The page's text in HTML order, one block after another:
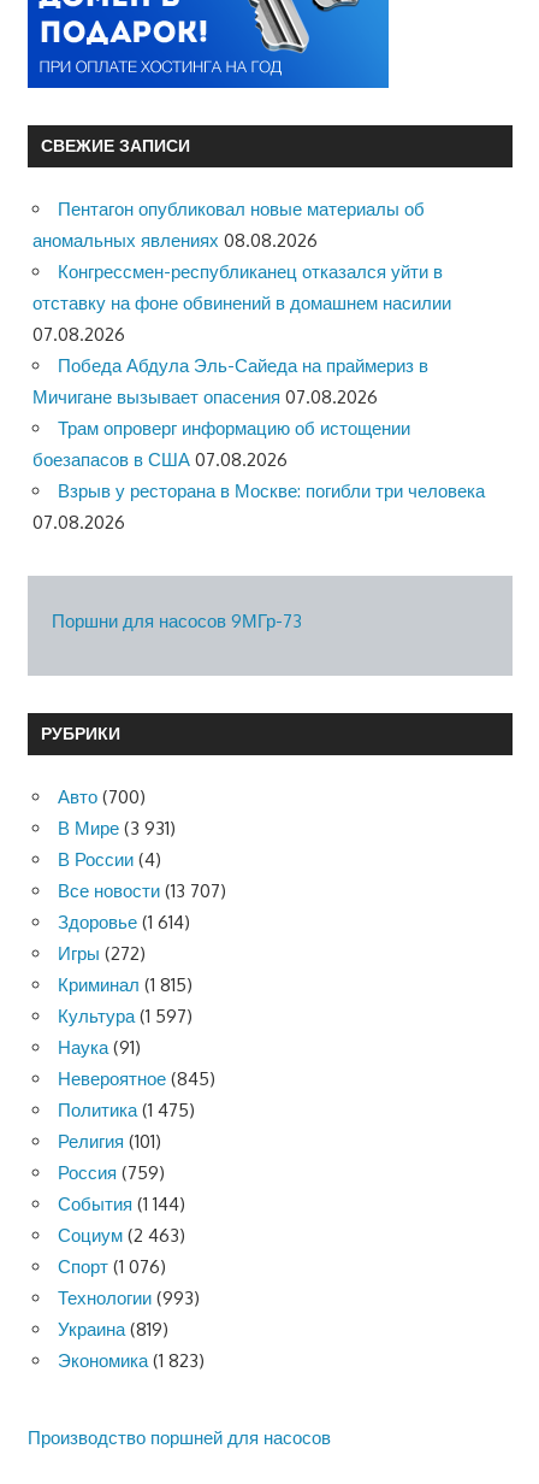
СВЕЖИЕ ЗАПИСИ
Пентагон опубликовал новые материалы об
аномальных явлениях 08.08.2026
Конгрессмен-республиканец отказался уйти в
отставку на фоне обвинений в домашнем насилии
07.08.2026
Победа Абдула Эль-Сайеда на праймериз в
Мичигане вызывает опасения 07.08.2026
Трам опроверг информацию об истощении
боезапасов в США 07.08.2026
Взрыв у ресторана в Москве: погибли три человека
07.08.2026
Поршни для насосов 9МГр-73
РУБРИКИ
Авто (700)
В Мире (3 931)
В России (4)
Все новости (13 707)
Здоровье (1 614)
Игры (272)
Криминал (1 815)
Культура(1 597)
Наука(91)
Невероятное (845)
Политика(1 475)
Религия (101)
Россия (759)
События (1 144)
Социум (2 463)
Спорт (1 076)
Технологии (993)
Украина(819)
Экономика(1 823)
Производство поршней для насосов